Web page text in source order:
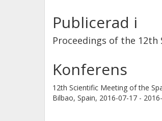
Publicerad i
Proceedings of the 12th
Konferens
12th Scientific Meeting of the
Bilbao, Spain, 2016-07-17 -